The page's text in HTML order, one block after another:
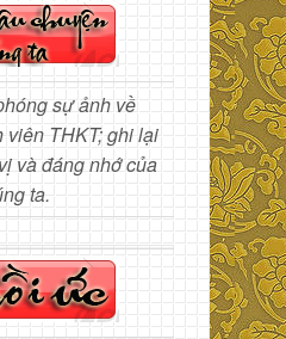
sự ảnh về
viên THKT; ghi lại
và đáng nhớ của
ta.